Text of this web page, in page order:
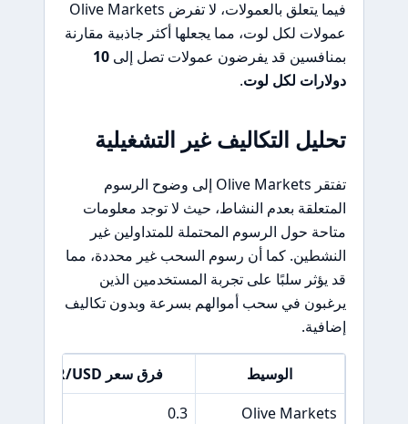
فيما يتعلق بالعمولات، لا تفرض Olive Markets
عمولات لكل لوت، مما يجعلها أكثر جاذبية مقارنة
بمنافسين قد يفرضون عمولات تصل إلى10
دولارات لكل لوت.
تحليل التكاليف غير التشغيلية
تفتقر Olive Markets إلى وضوح الرسوم
المتعلقة بعدم النشاط، حيث لا توجد معلومات
متاحة حول الرسوم المحتملة للمتداولين غير
النشطين. كما أن رسوم السحب غير محددة، مما
قد يؤثر سلبًا على تجربة المستخدمين الذين
يرغبون في سحب أموالهم بسرعة وبدون تكاليف
إضافية.
الوسيط
فرق سعر EUR/USD
Olive Markets
0.3